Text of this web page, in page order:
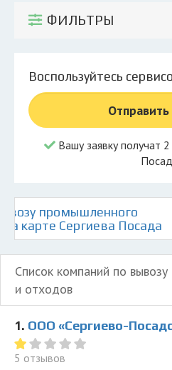
Личный кабинет
ФИЛЬТРЫ
Воспользуйтесь
Отправить
Вашу заявку получат
промышленного
карте Сергиева Посада
Список компаний по
и отходов
1. ООО «Сергиево-Посадский
5 отзывов